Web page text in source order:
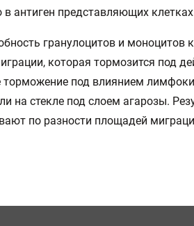
в антиген представляющих
гранулоцитов и моноцитов
которая тормозится под
под влиянием
на стекле под слоем агарозы.
по разности площадей